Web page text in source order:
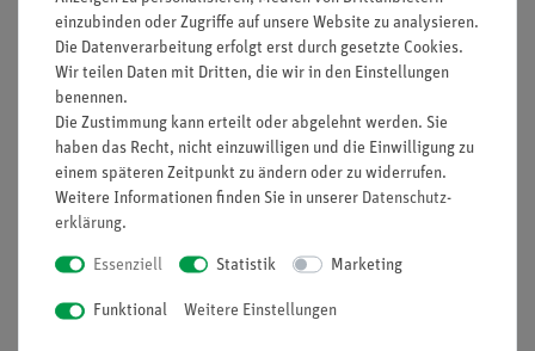
Vollständigkeit ermöglicht.
Folgende Cobra SMARTsense Sensoren und Materialien sind
enthalten:
Cobra SMARTsense Temperature: Messbereich -40...120
°C, Auflösung: 0,01 °C, Abtastrate: 10 Hz
Cobra SMARTsense Pressure: Messbereich 20...400
kPa, Auflösung: 0,1 kPa, Abtastrate: 800 Hz
Cobra SMARTsense Light: Messbereich 1 lx...128 klx,
Auflösung: 0,1 lx, Abtastrate: 10 Hz
Auflösung: 0,1 %rH, Abtastrate: 10 Hz
einzubinden oder Zugriffe auf unsere Website zu analysieren.
Die Datenverarbeitung erfolgt erst durch gesetzte Cookies.
Wir teilen Daten mit Dritten, die wir in den Einstellungen
benennen.
Die Zustimmung kann erteilt oder abgelehnt werden. Sie
haben das Recht, nicht einzuwilligen und die Einwilligung zu
einem späteren Zeitpunkt zu ändern oder zu widerrufen.
Weitere Informationen finden Sie in unserer Daten­schutz­
erklärung.
Essenziell Statistik Marketing
Funktional Weitere Einstellungen